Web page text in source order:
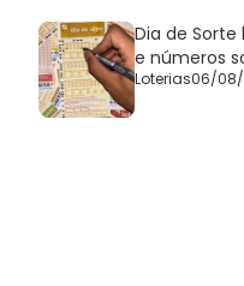
Dia de Sorte
e números
Loterias06/08/